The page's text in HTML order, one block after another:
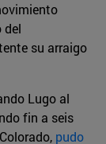
del
su arraigo
Lugo al
fin a seis
pudo